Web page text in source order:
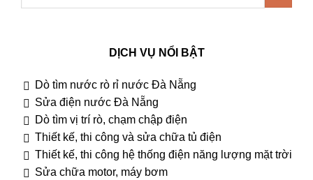
DỊCH VỤ NỔI BẬT
Dò tìm nước rò rỉ nước Đà Nẵng
Sửa điện nước Đà Nẵng
Dò tìm vị trí rò, chạm chập điện
Thiết kế, thi công và sửa chữa tủ điện
Thiết kế, thi công hệ thống điện năng lượng mặt trời
Sửa chữa motor, máy bơm